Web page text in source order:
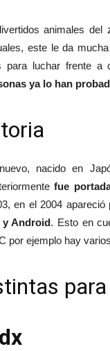
animales
este le da
para luchar frente a
ya lo han
nacido en
fue
en el 2004
Android. Esto en
por ejemplo hay